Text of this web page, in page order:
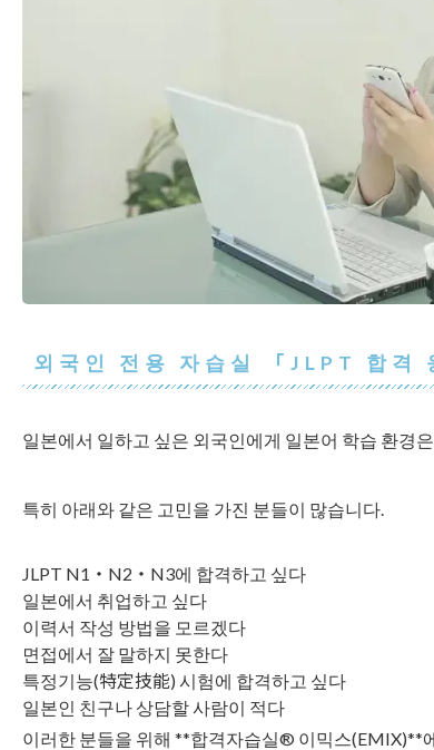
외국인 전용 자습실 「JLPT 합격
일본에서 일하고 싶은 외국인에게 일본어 학습 환경
특히 아래와 같은 고민을 가진 분들이 많습니다.
JLPT N1・N2・N3에 합격하고 싶다
일본에서 취업하고 싶다
이력서 작성 방법을 모르겠다
면접에서 잘 말하지 못한다
특정기능(特定技能) 시험에 합격하고 싶다
일본인 친구나 상담할 사람이 적다
이러한 분들을 위해 **합격자습실® 이믹스(EMIX)**